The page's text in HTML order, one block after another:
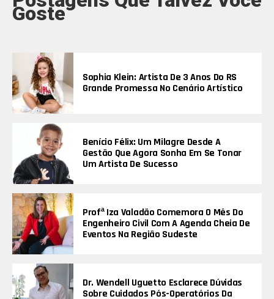
Goste
Sophia Klein: Artista De 3 Anos Do RS
Grande Promessa No Cenário Artístico
Benício Félix: Um Milagre Desde A
Gestão Que Agora Sonha Em Se Tonar
Um Artista De Sucesso
Profª Iza Valadão Comemora O Mês Do
Engenheiro Civil Com A Agenda Cheia De
Eventos Na Região Sudeste
Dr. Wendell Uguetto Esclarece Dúvidas
Sobre Cuidados Pós-Operatórios Da